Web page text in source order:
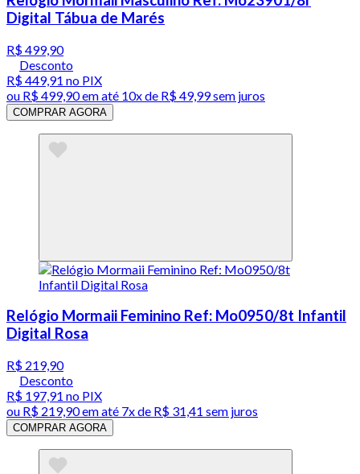
Digital Tábua de Marés
R$ 499,90
Desconto
R$ 449,91 no PIX
ou R$ 499,90em até 10x de R$ 49,99 sem juros
COMPRAR AGORA
Relógio Mormaii Feminino Ref: Mo0950/8t Infantil
Digital Rosa
R$ 219,90
Desconto
R$ 197,91 no PIX
ou R$ 219,90em até 7x de R$ 31,41 sem juros
COMPRAR AGORA